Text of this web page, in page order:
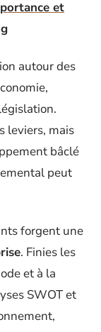
et
autour des
leviers, mais
bâclé
peut
forgent une
. Finies les
et à la
SWOT et